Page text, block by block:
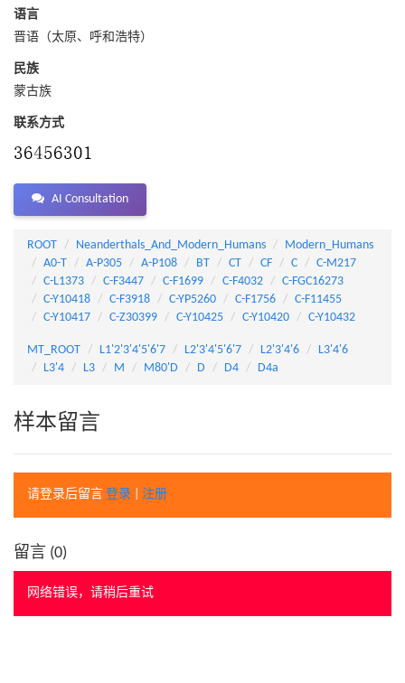
语言
晋语（太原、呼和浩特）
民族
蒙古族
联系方式
AI Consultation
ROOT Neanderthals_And_Modern_Humans
Modern_Humans
A0-T
A-P305 A-P108 BT CT CF C
C-M217
C-L1373
C-F3447 C-F1699 C-F4032
C-FGC16273
C-Y10418
C-F3918 C-YP5260 C-F1756
C-F11455
C-Y10417
C-Z30399 C-Y10425 C-Y10420 C-Y10432
MT_ROOT L1'2'3'4'5'6'7 L2'3'4'5'6'7 L2'3'4'6
L3'4'6
L3'4
L3 M M80'D D D4 D4a
样本留言
请登录后留言 登录 注册
留言 (0)
网络错误，请稍后重试